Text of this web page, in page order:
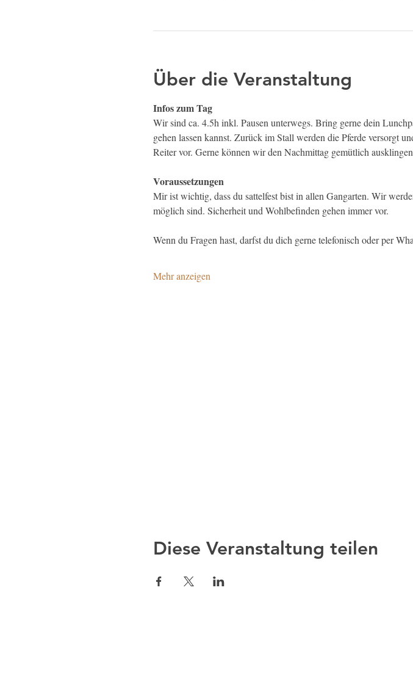
Über die Veranstaltung
Infos zum Tag
Wir sind ca. 4.5h inkl. Pausen unterwegs. Bring gerne dein
gehen lassen kannst. Zurück im Stall werden die Pferde versorgt
Reiter vor. Gerne können wir den Nachmittag gemütlich
Voraussetzungen
Mir ist wichtig, dass du sattelfest bist in allen Gangarten. Wir
möglich sind. Sicherheit und Wohlbefinden gehen immer vor.
Wenn du Fragen hast, darfst du dich gerne telefonisch oder per
Mehr anzeigen
Diese Veranstaltung teilen